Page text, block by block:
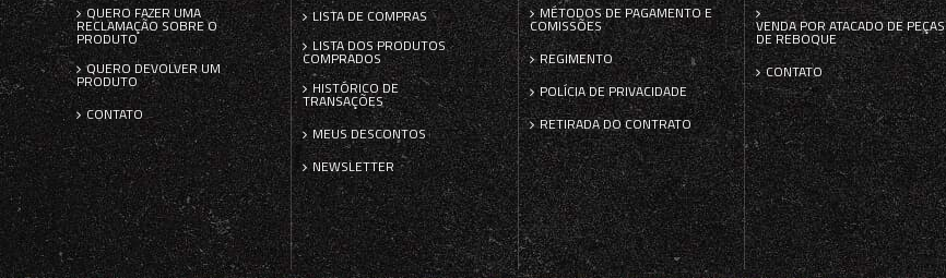
QUERO FAZER UMA
RECLAMAÇÃO SOBRE O
PRODUTO
QUERO DEVOLVER UM
PRODUTO
CONTATO
LISTA DE COMPRAS
LISTA DOS PRODUTOS
COMPRADOS
HISTÓRICO DE
TRANSAÇÕES
MEUS DESCONTOS
NEWSLETTER
MÉTODOS DE PAGAMENTO E
COMISSÕES
REGIMENTO
POLÍCIA DE PRIVACIDADE
RETIRADA DO CONTRATO
VENDA POR ATACADO DE PEÇAS
DE REBOQUE
CONTATO